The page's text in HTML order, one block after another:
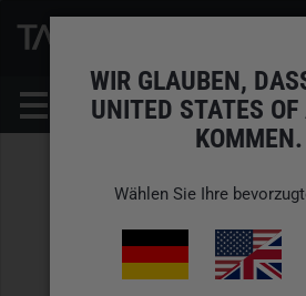
WIR GLAUBEN,
UNITED STATES
KOMMEN.
Wählen Sie Ihre